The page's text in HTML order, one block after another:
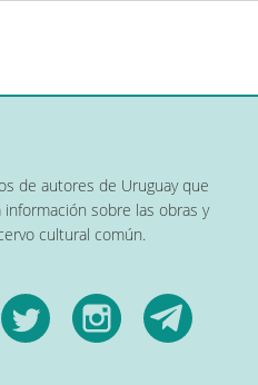
de autores de Uruguay que
sobre las obras y
cultural común.